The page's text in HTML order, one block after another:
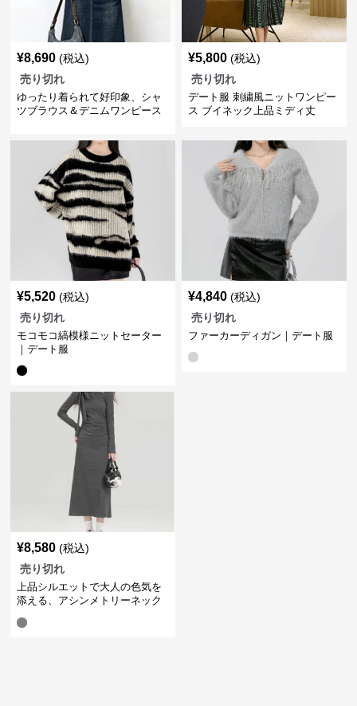
¥8,690 (税込)
売り切れ
ゆったり着られて好印象、シャ
ツブラウス＆デニムワンピース
¥5,800 (税込)
売り切れ
デート服 刺繍風ニットワンピー
ス ブイネック上品ミディ丈
¥5,520 (税込)
売り切れ
モコモコ縞模様ニットセーター
｜デート服
¥4,840 (税込)
売り切れ
ファーカーディガン｜デート服
¥8,580 (税込)
売り切れ
上品シルエットで大人の色気を
添える、アシンメトリーネック